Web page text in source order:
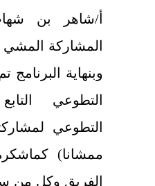
أ/شاهر بن
المشاركة
وبنهاية
التطوعي
التطوعي
ممشانا)
الفريق وكل من